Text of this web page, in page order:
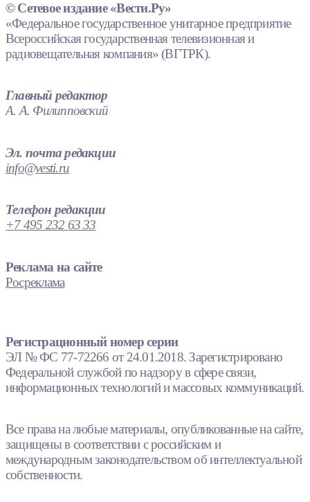
© Сетевое издание «Вести.Ру»
«Федеральное государственное унитарное предприятие
Всероссийская государственная телевизионная и
радиовещательная компания» (ВГТРК).
Главный редактор
А. А. Филипповский
Эл. почта редакции
info@vesti.ru
Телефон редакции
+7 495 232 63 33
Реклама на сайте
Росреклама
Регистрационный номер серии
ЭЛ № ФС 77-72266 от 24.01.2018. Зарегистрировано
Федеральной службой по надзору в сфере связи,
информационных технологий и массовых коммуникаций.
Все права на любые материалы, опубликованные на сайте,
защищены в соответствии с российским и
международным законодательством об интеллектуальной
собственности.